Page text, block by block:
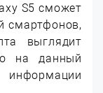
S5 сможет
смартфонов,
выглядит
на данный